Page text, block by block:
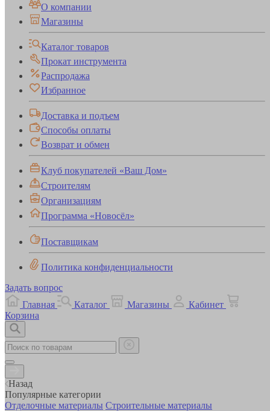
О компании
Магазины
Каталог товаров
Прокат инструмента
Распродажа
Избранное
Доставка и подъем
Способы оплаты
Возврат и обмен
Клуб покупателей «Ваш Дом»
Строителям
Организациям
Программа «Новосёл»
Поставщикам
Политика конфиденциальности
Задать вопрос
Главная
Каталог Магазины
Кабинет
Корзина
Назад
Популярные категории
Отделочные материалы Строительные материалы